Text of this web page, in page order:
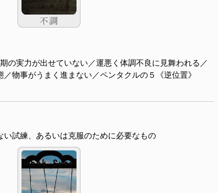
の実力が出せていない／運悪く体調不良に見舞われる／
物事がうまく進まない／ペンタクルの５《逆位置》
い試練、あるいは克服のために必要なもの